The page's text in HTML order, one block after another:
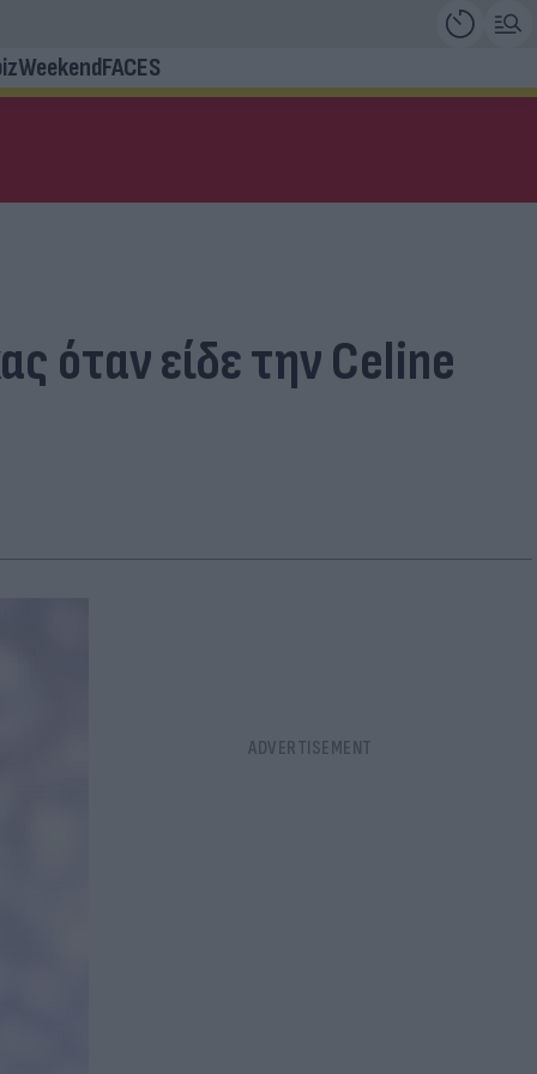
WeekendFACES
όταν είδε την Celine